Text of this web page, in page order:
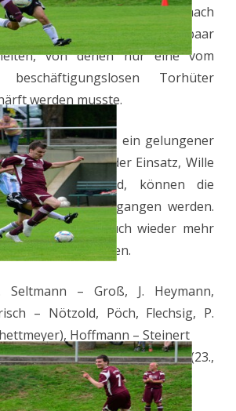
noch einen Punkt mit nach
hatte Mülsen noch ein paar
von denen nur eine vom
Torhüter
werden musste.
Ergebnis war es ein gelungener
Saison. Wenn der Einsatz, Wille
beibehalten wird, können die
optimistisch angegangen werden.
dass dann auch wieder mehr
stehen werden.
Seltmann – Groß, J. Heymann,
– Nötzold, Pöch, Flechsig, P.
Hoffmann – Steinert
(9., ET), 1:1 Hoffmann (18.), 2:1 (23.,
(28., ET)
(43.)